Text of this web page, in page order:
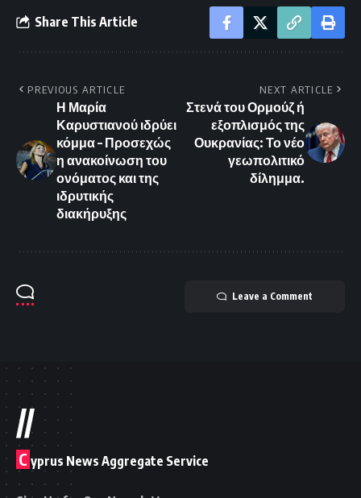
Share This Article
PREVIOUS ARTICLE
Η Μαρία
Καρυστιανού ιδρύει
κόμμα – Προσεχώς
η ανακοίνωση του
ονόματος και της
ιδρυτικής
διακήρυξης
NEXT ARTICLE
Στενά του Ορμούζ ή
εξοπλισμός της
Ουκρανίας: Το νέο
γεωπολιτικό
δίλημμα.
Leave a Comment
//
C yprus News Aggregate Service